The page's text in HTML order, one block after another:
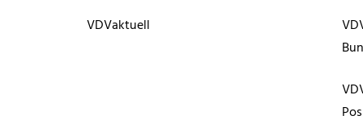
VDVaktuell